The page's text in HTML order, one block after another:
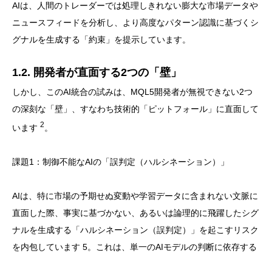
AIは、人間のトレーダーでは処理しきれない膨大な市場データや
ニュースフィードを分析し、より高度なパターン認識に基づくシ
グナルを生成する「約束」を提示しています。
1.2. 開発者が直面する2つの「壁」
しかし、このAI統合の試みは、MQL5開発者が無視できない2つ
の深刻な「壁」、すなわち技術的「ピットフォール」に直面して
います 2 。
課題1：制御不能なAIの「誤判定（ハルシネーション）」
AIは、特に市場の予期せぬ変動や学習データに含まれない文脈に
直面した際、事実に基づかない、あるいは論理的に飛躍したシグ
ナルを生成する「ハルシネーション（誤判定）」を起こすリスク
を内包しています 5。これは、単一のAIモデルの判断に依存する